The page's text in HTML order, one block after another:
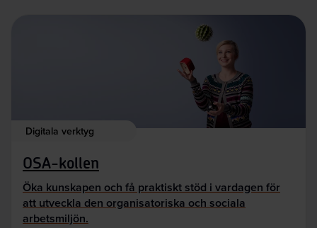
Digitala verktyg
OSA-kollen
Öka kunskapen och få praktiskt stöd i vardagen för
att utveckla den organisatoriska och sociala
arbetsmiljön.